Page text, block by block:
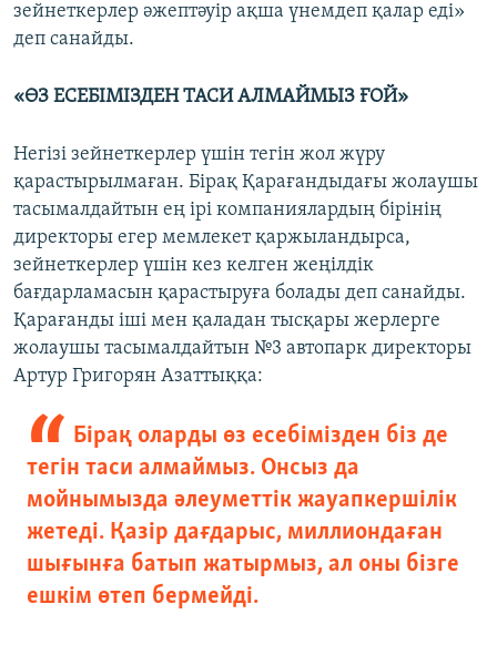
зейнеткерлер әжептәуір ақша үнемдеп қалар еді»
деп санайды.
«ӨЗ ЕСЕБІМІЗДЕН ТАСИ АЛМАЙМЫЗ ҒОЙ»
Негізі зейнеткерлер үшін тегін жол жүру
қарастырылмаған. Бірақ Қарағандыдағы жолаушы
тасымалдайтын ең ірі компаниялардың бірінің
директоры егер мемлекет қаржыландырса,
зейнеткерлер үшін кез келген жеңілдік
бағдарламасын қарастыруға болады деп санайды.
Қарағанды іші мен қаладан тысқары жерлерге
жолаушы тасымалдайтын №3 автопарк директоры
Артур Григорян Азаттыққа:
Бірақ оларды өз есебімізден біз де
тегін таси алмаймыз. Онсыз да
мойнымызда әлеуметтік жауапкершілік
жетеді. Қазір дағдарыс, миллиондаған
шығынға батып жатырмыз, ал оны бізге
ешкім өтеп бермейді.